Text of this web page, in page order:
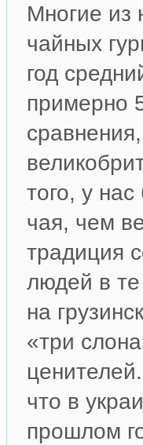
Многие из
чайных
год
примерно
того, у
чая, чем
традиция
людей в
на
«три
что в
прошлом